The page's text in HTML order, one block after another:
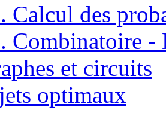
Calcul des
Combinatoire -
et circuits
optimaux